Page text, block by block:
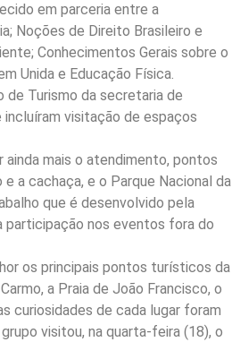
em parceria entre a
Noções de Direito Brasileiro e
Conhecimentos Gerais sobre o
Unida e Educação Física.
de Turismo da secretaria de
visitação de espaços
mais o atendimento, pontos
a cachaça, e o Parque Nacional da
que é desenvolvido pela
participação nos eventos fora do
os principais pontos turísticos da
a Praia de João Francisco, o
curiosidades de cada lugar foram
visitou, na quarta-feira (18), o